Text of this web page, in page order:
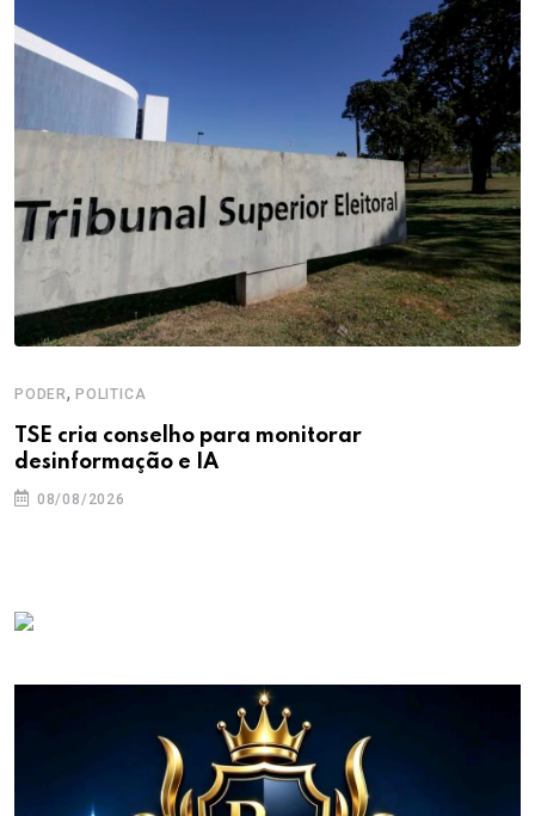
PODER, POLITICA
TSE cria conselho para monitorar
desinformação e IA
08/08/2026